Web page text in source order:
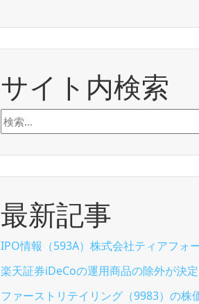
サイト内検索
検
索:
最新記事
IPO情報（593A）株式会社ティアフォ
楽天証券iDeCoの運用商品の除外が決定
ファーストリテイリング（9983）の株